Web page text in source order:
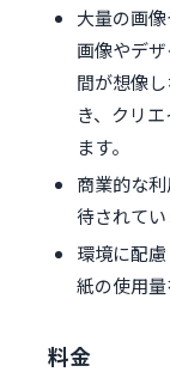
大量の画
画像やデ
間が想像
き、クリ
ます。
商業的な
待されてい
環境に配
紙の使用量
料金